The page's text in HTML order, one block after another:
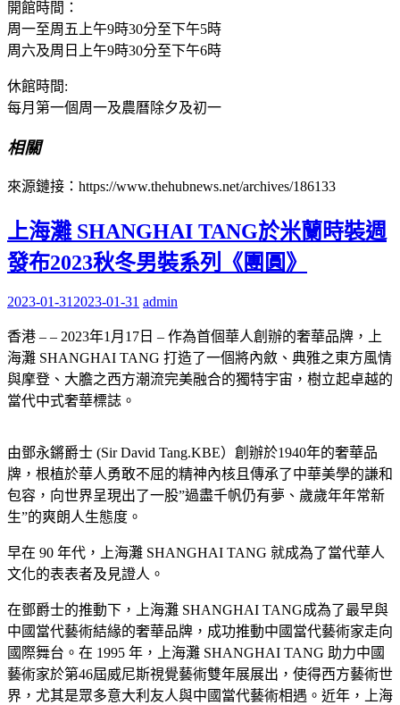
開館時間：
周一至周五上午9時30分至下午5時
周六及周日上午9時30分至下午6時
休館時間:
每月第一個周一及農曆除夕及初一
相關
來源鏈接：https://www.thehubnews.net/archives/186133
上海灘 SHANGHAI TANG於米蘭時裝週
發布2023秋冬男裝系列《團圓》
2023-01-31 2023-01-31 admin
香港 – – 2023年1月17日 – 作為首個華人創辦的奢華品牌，上
海灘 SHANGHAI TANG 打造了一個將內斂、典雅之東方風情
與摩登、大膽之西方潮流完美融合的獨特宇宙，樹立起卓越的
當代中式奢華標誌。
由鄧永鏘爵士 (Sir David Tang.KBE）創辦於1940年的奢華品
牌，根植於華人勇敢不屈的精神內核且傳承了中華美學的謙和
包容，向世界呈現出了一股”過盡千帆仍有夢、歲歲年年常新
生”的爽朗人生態度。
早在 90 年代，上海灘 SHANGHAI TANG 就成為了當代華人
文化的表表者及見證人。
在鄧爵士的推動下，上海灘 SHANGHAI TANG成為了最早與
中國當代藝術結緣的奢華品牌，成功推動中國當代藝術家走向
國際舞台。在 1995 年，上海灘 SHANGHAI TANG 助力中國
藝術家於第46屆威尼斯視覺藝術雙年展展出，使得西方藝術世
界，尤其是眾多意大利友人與中國當代藝術相遇。近年，上海